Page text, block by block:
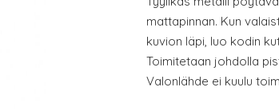
mattapinnan. Kun
kuvion läpi, luo kodin
Toimitetaan johdolla
Valonlähde ei kuulu